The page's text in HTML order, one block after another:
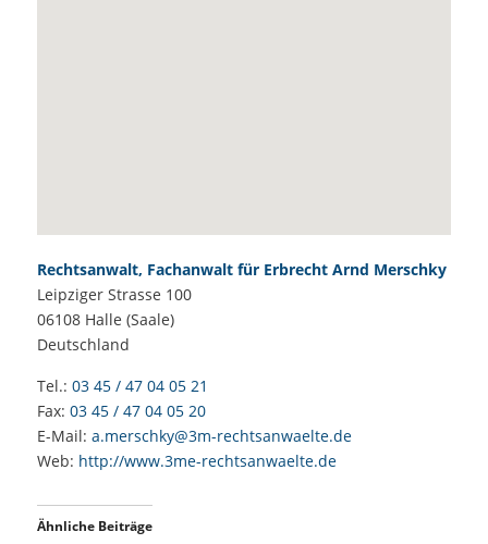
Rechtsanwalt, Fachanwalt für Erbrecht Arnd Merschky
Leipziger Strasse 100
06108 Halle (Saale)
Deutschland
Tel.: 03 45 / 47 04 05 21
Fax: 03 45 / 47 04 05 20
E-Mail: a.merschky@3m-rechtsanwaelte.de
Web: http://www.3me-rechtsanwaelte.de
Ähnliche Beiträge